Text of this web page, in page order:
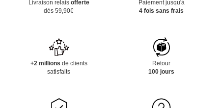
Livraison relais offerte
dès 59,90€
Paiement jusqu'à
4 fois sans frais
+2 millions de clients
satisfaits
Retour
100 jours